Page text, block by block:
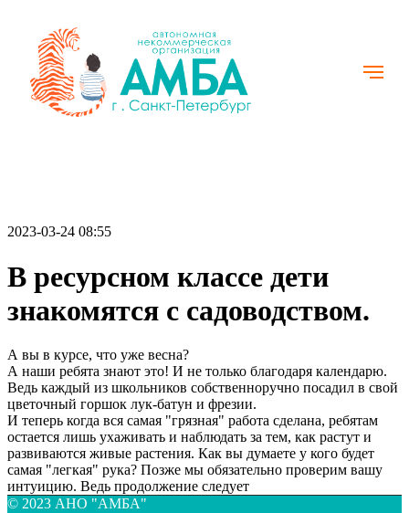
2023-03-24 08:55
В ресурсном классе дети
знакомятся с садоводством.
А вы в курсе, что уже весна?
А наши ребята знают это! И не только благодаря календарю.
Ведь каждый из школьников собственноручно посадил в свой
цветочный горшок лук-батун и фрезии.
И теперь когда вся самая "грязная" работа сделана, ребятам
остается лишь ухаживать и наблюдать за тем, как растут и
развиваются живые растения. Как вы думаете у кого будет
самая "легкая" рука? Позже мы обязательно проверим вашу
интуицию. Ведь продолжение следует
© 2023 АНО "АМБА"